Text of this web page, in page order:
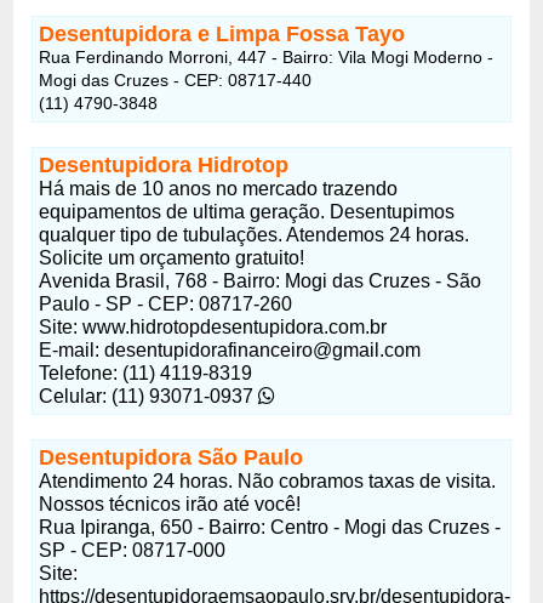
Desentupidora e Limpa Fossa Tayo
Rua Ferdinando Morroni, 447 - Bairro: Vila Mogi Moderno -
Mogi das Cruzes - CEP: 08717-440
(11) 4790-3848
Desentupidora Hidrotop
Há mais de 10 anos no mercado trazendo
equipamentos de ultima geração. Desentupimos
qualquer tipo de tubulações. Atendemos 24 horas.
Solicite um orçamento gratuito!
Avenida Brasil, 768 - Bairro: Mogi das Cruzes - São
Paulo - SP - CEP: 08717-260
Site: www.hidrotopdesentupidora.com.br
E-mail: desentupidorafinanceiro@gmail.com
Telefone: (11) 4119-8319
Celular: (11) 93071-0937
Desentupidora São Paulo
Atendimento 24 horas. Não cobramos taxas de visita.
Nossos técnicos irão até você!
Rua Ipiranga, 650 - Bairro: Centro - Mogi das Cruzes -
SP - CEP: 08717-000
Site:
https://desentupidoraemsaopaulo.srv.br/desentupidora-